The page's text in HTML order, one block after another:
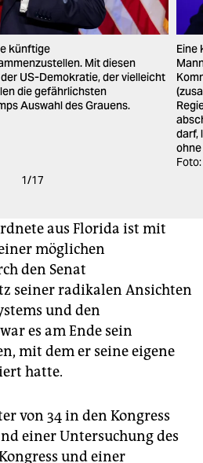
künftige
Mit diesen
US-Demokratie, der vielleicht
die gefährlichsten
Auswahl des Grauens.
Eine
darf,
1/17
aus Florida ist mit
möglichen
den Senat
seiner radikalen Ansichten
und den
es am Ende sein
mit dem er seine eigene
hatte.
von 34 in den Kongress
einer Untersuchung des
und einer